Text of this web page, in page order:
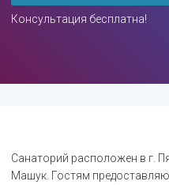
Консультация бесплатна!
Санаторий расположен в г.
Машук. Гостям